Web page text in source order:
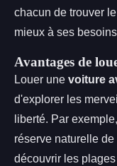
chacun de trouver le
mieux à ses
Avantages de
Louer une voiture
d'explorer les
liberté. Par
réserve naturelle
découvrir les